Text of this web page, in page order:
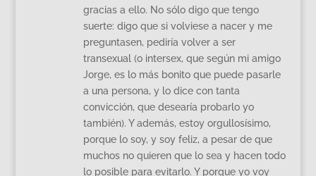
gracias a ello. No sólo digo que tengo
suerte: digo que si volviese a nacer y me
preguntasen, pediría volver a ser
transexual (o intersex, que según mi amigo
Jorge, es lo más bonito que puede pasarle
a una persona, y lo dice con tanta
convicción, que desearía probarlo yo
también). Y además, estoy orgullosísimo,
porque lo soy, y soy feliz, a pesar de que
muchos no quieren que lo sea y hacen todo
lo posible para evitarlo. Y porque yo voy